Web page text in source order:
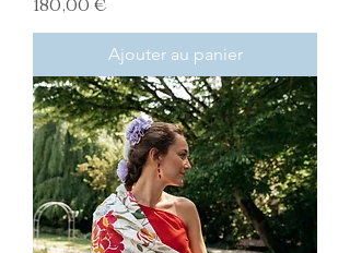
Prix
180,00 €
Ajouter au panier